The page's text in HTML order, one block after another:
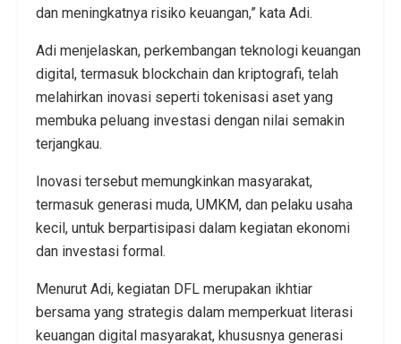
dan meningkatnya risiko keuangan,” kata Adi.
Adi menjelaskan, perkembangan teknologi keuangan
digital, termasuk blockchain dan kriptografi, telah
melahirkan inovasi seperti tokenisasi aset yang
membuka peluang investasi dengan nilai semakin
terjangkau.
Inovasi tersebut memungkinkan masyarakat,
termasuk generasi muda, UMKM, dan pelaku usaha
kecil, untuk berpartisipasi dalam kegiatan ekonomi
dan investasi formal.
Menurut Adi, kegiatan DFL merupakan ikhtiar
bersama yang strategis dalam memperkuat literasi
keuangan digital masyarakat, khususnya generasi